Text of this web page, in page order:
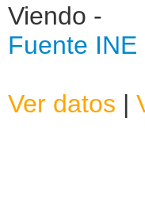
Viendo -
Fuente INE
Ver datos |